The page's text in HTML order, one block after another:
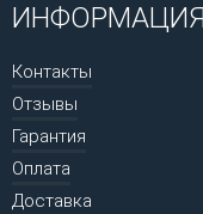
ИНФОРМАЦИЯ
Контакты
Отзывы
Гарантия
Оплата
Доставка